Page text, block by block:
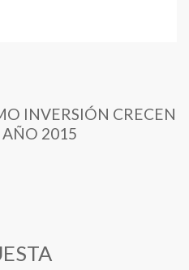
INVERSIÓN CRECEN
2015